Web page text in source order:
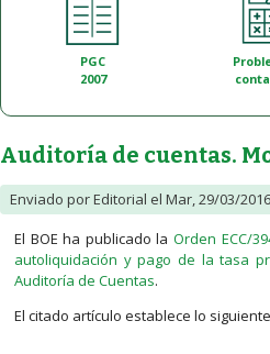
PGC
2007
Auditoría de cuentas.
Enviado porEditorial el Mar, 29/03/
El BOE ha publicado laOrden ECC/
autoliquidación y pago de la tasa
Auditoría de Cuentas.
El citado artículo establece lo